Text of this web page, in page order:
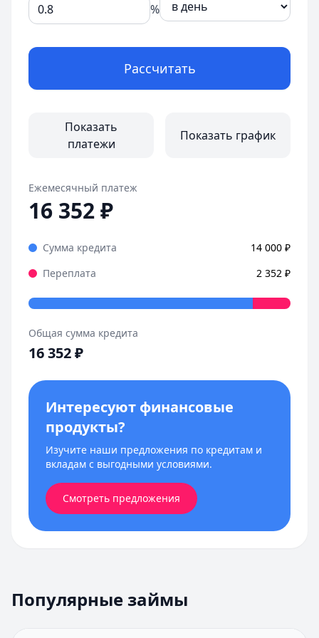
%
Рассчитать
Показать
платежи
Показать график
Ежемесячный платеж
16 352₽
Сумма кредита 14 000 ₽
Переплата
2 352 ₽
Общая сумма кредита
16 352₽
Интересуют финансовые
продукты?
Изучите наши предложения по кредитам и
вкладам с выгодными условиями.
Смотреть предложения
Популярные займы